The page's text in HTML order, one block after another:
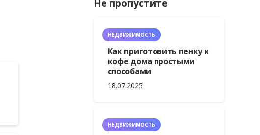
Не пропустите
НЕДВИЖИМОСТЬ
Как приготовить пенку к
кофе дома простыми
способами
18.07.2025
НЕДВИЖИМОСТЬ